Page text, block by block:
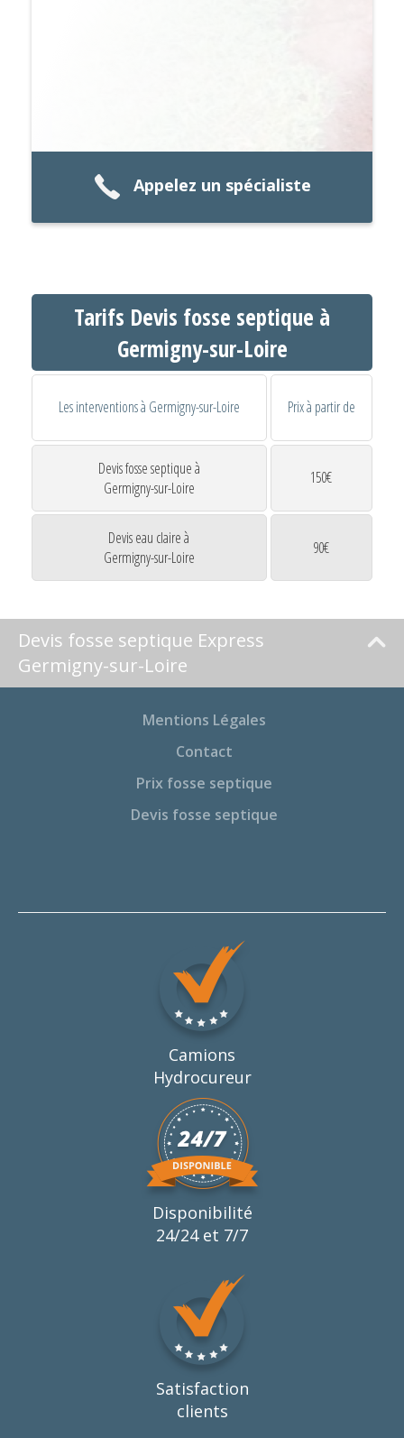
Appelez un spécialiste
Tarifs Devis fosse septique à
Germigny-sur-Loire
Les interventions à Germigny-sur-Loire Prix à partir de
Devis fosse septique à
Germigny-sur-Loire
150€
Devis eau claire à
Germigny-sur-Loire
90€
Devis fosse septique Express
Germigny-sur-Loire
Mentions Légales
Contact
Prix fosse septique
Devis fosse septique
Camions
Hydrocureur
Disponibilité
24/24 et 7/7
Satisfaction
clients